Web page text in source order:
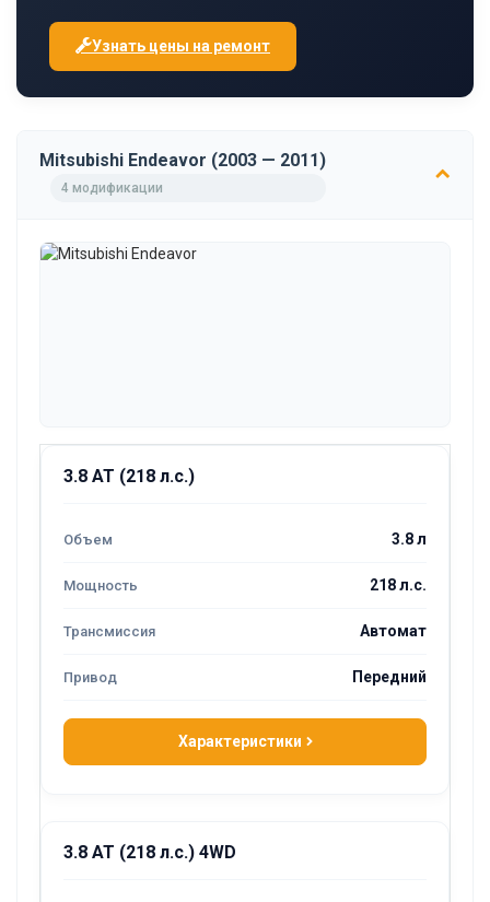
Узнать цены на ремонт
Mitsubishi Endeavor (2003 — 2011)
4 модификации
3.8 AT (218 л.с.)
3.8 л
218 л.с.
Автомат
Передний
Характеристики
3.8 AT (218 л.с.) 4WD